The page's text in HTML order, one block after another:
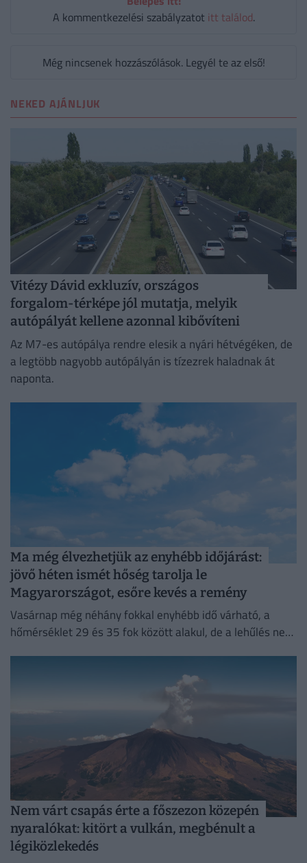
A kommentkezelési szabályzatot itt találod.
Még nincsenek hozzászólások. Legyél te az első!
NEKED AJÁNLJUK
Vitézy Dávid exkluzív, országos
forgalom-térképe jól mutatja, melyik
autópályát kellene azonnal kibővíteni
Az M7-es autópálya rendre elesik a nyári hétvégéken, de
a legtöbb nagyobb autópályán is tízezrek haladnak át
naponta.
Ma még élvezhetjük az enyhébb időjárást:
jövő héten ismét hőség tarolja le
Magyarországot, esőre kevés a remény
Vasárnap még néhány fokkal enyhébb idő várható, a
hőmérséklet 29 és 35 fok között alakul, de a lehűlés nem
Nem várt csapás érte a főszezon közepén
nyaralókat: kitört a vulkán, megbénult a
légiközlekedés